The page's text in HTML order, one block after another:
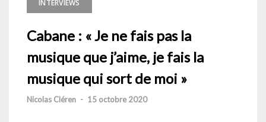
INTERVIEWS
Cabane : « Je ne fais pas la
musique que j’aime, je fais la
musique qui sort de moi »
Nicolas Cléren - 15 octobre 2020